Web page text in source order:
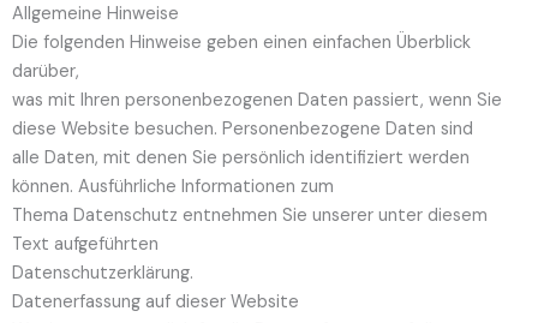
Allgemeine Hinweise
Die folgenden Hinweise geben einen einfachen Überblick
darüber,
was mit Ihren personenbezogenen Daten passiert, wenn Sie
diese Website besuchen. Personenbezogene Daten sind
alle Daten, mit denen Sie persönlich identifiziert werden
können. Ausführliche Informationen zum
Thema Datenschutz entnehmen Sie unserer unter diesem
Text aufgeführten
Datenschutzerklärung.
Datenerfassung auf dieser Website